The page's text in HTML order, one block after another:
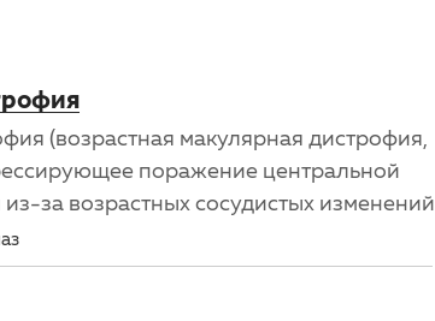
(возрастная макулярная дистрофия,
поражение центральной
из-за возрастных сосудистых изменений